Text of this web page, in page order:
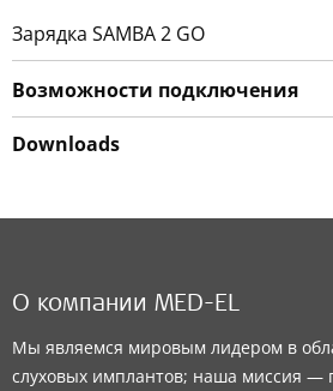
Зарядка SAMBA 2 GO
Возможности подключения
Downloads
О компании MED-EL
Мы являемся мировым лидером в
слуховых имплантов; наша миссия —